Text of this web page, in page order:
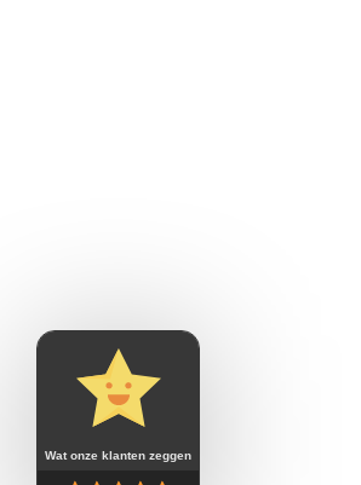
Wat onze klanten zeggen